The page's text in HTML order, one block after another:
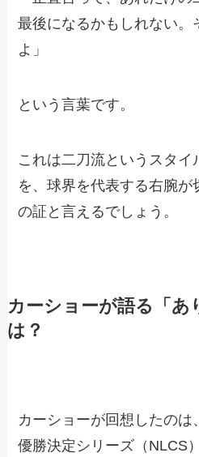
最後になるかもしれない。
よ」
という言葉です。
これは二刀流というスタイ
を、球界を代表する右腕が
の証と言えるでしょう。
カーショーが語る「あ
は？
カーショーが回想したの
優勝決定シリーズ（NLCS